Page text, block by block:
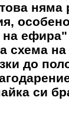
няма
особено
ефира"
схема
до
си